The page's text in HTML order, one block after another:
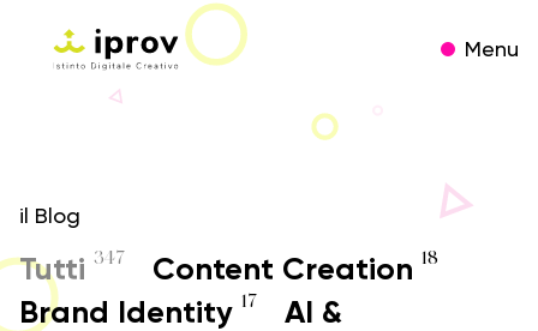
Menu
il Blog
Tutti 347 Content Creation 18
Brand Identity 17
AI &